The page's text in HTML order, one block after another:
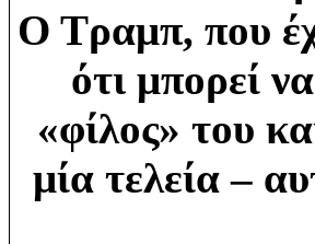
Ο Τραμπ, που
ότι μπορεί
«φίλος» του
μία τελεία –